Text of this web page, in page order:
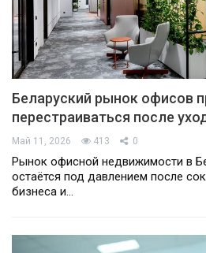
Беларуский рынок офисов
перестраиваться после
Май 11, 2026 413 0
Рынок офисной недвижимости в
остаётся под давлением после
бизнеса и…